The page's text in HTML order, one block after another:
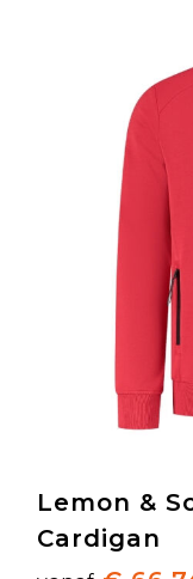
Lemon &
Cardigan